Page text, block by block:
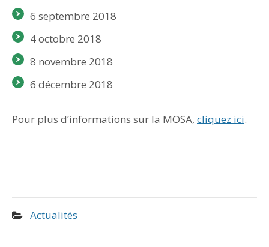
6 septembre 2018
4 octobre 2018
8 novembre 2018
6 décembre 2018
Pour plus d’informations sur la MOSA, cliquez ici.
Actualités